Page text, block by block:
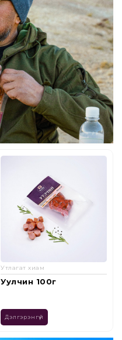
Утлагат хиам
Cheese салями
Дэлгэрэнгүй